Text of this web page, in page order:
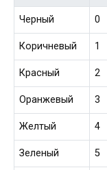
Черный 0
Коричневый 1
Красный 2
Оранжевый 3
Желтый 4
Зеленый 5